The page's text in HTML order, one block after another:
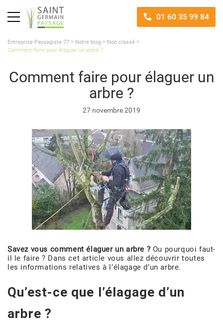
01 60 35 99 84
Entreprise Paysagiste 77 > Notre blog > Non classé >
Comment faire pour élaguer un arbre ?
Comment faire pour élaguer un
arbre ?
27 novembre 2019
Savez vous comment élaguer un arbre ? Ou pourquoi faut-
il le faire ? Dans cet article vous allez découvrir toutes
les informations relatives à l’élagage d’un arbre.
Qu’est-ce que l’élagage d’un
arbre ?